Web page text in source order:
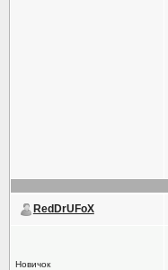
RedDrUFoX
Новичок